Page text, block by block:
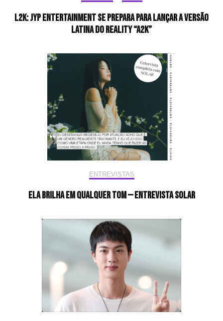
L2K: JYP Entertainment se prepara para lançar a versão
latina do reality “A2K”
ENTREVISTAS
Ela brilha em qualquer tom — Entrevista Solar